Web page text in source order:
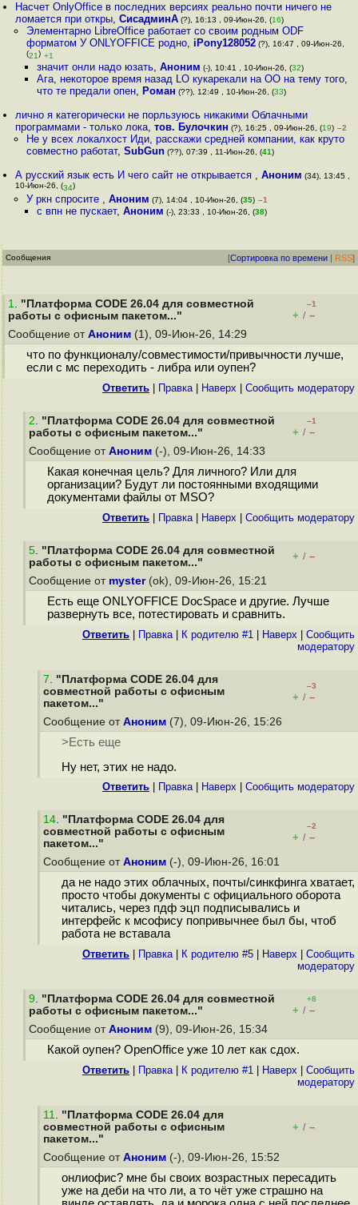
Насчет OnlyOffice в последних версиях реально почти ничего не
ломается при откры,СисадминА (?), 16:13 , 09-Июн-26, (16)
Элементарно LibreOffice работает со своим родным ODF
форматом У ONLYOFFICE родно, iPony128052(?), 16:47 , 09-Июн-26,
(21) +1
значит онли надо юзать, Аноним (-), 10:41 , 10-Июн-26, (32)
Ага, некоторое время назад LO кукарекали на OO на тему того,
что те предали опен, Роман (??), 12:49 , 10-Июн-26, (33)
лично я категорически не порльзуюсь никакими Облачными
программами - только лока,тов. Булочкин (?), 16:25 , 09-Июн-26, (19) –2
Не у всех локалхост Иди, расскажи средней компании, как круто
совместно работат, SubGun(??), 07:39 , 11-Июн-26, (41)
А русский язык есть И чего сайт не открывается ,Аноним (34), 13:45 ,
10-Июн-26, (34)
У ркн спросите , Аноним (7), 14:04 , 10-Июн-26, (35) –1
с впн не пускает, Аноним (-), 23:33 , 10-Июн-26, (38)
Сообщения [Сортировка по времени | RSS]
1. "Платформа CODE 26.04 для совместной
работы с офисным пакетом..."
–1
+ / –
Сообщение от Аноним (1), 09-Июн-26, 14:29
что по функционалу/совместимости/привычности лучше,
если с мс переходить - либра или оупен?
Ответить Правка| Наверх Cообщить модератору
2. "Платформа CODE 26.04 для совместной
работы с офисным пакетом..."
–1
+ / –
Сообщение от Аноним (-), 09-Июн-26, 14:33
Какая конечная цель? Для личного? Или для
организации? Будут ли постоянными входящими
документами файлы от MSO?
Ответить Правка| Наверх Cообщить модератору
5. "Платформа CODE 26.04 для совместной
работы с офисным пакетом..."
+ / –
Сообщение от myster(ok), 09-Июн-26, 15:21
Есть еще ONLYOFFICE DocSpace и другие. Лучше
развернуть все, потестировать и сравнить.
Ответить Правка| К родителю #1 Наверх
Cообщить
модератору
7. "Платформа CODE 26.04 для
совместной работы с офисным
пакетом..."
–3
+ / –
Сообщение от Аноним (7), 09-Июн-26, 15:26
>Есть еще
Ну нет, этих не надо.
Ответить Правка| Наверх Cообщить модератору
14. "Платформа CODE 26.04 для
совместной работы с офисным
пакетом..."
–2
+ / –
Сообщение от Аноним (-), 09-Июн-26, 16:01
да не надо этих облачных, почты/синкфинга хватает,
просто чтобы документы с официального оборота
читались, через пдф эцп подписывались и
интерфейс к мсофису попривычнее был бы, чтоб
работа не вставала
Ответить Правка| К родителю #5 Наверх
Cообщить
модератору
9. "Платформа CODE 26.04 для совместной
работы с офисным пакетом..."
+8
+ / –
Сообщение от Аноним (9), 09-Июн-26, 15:34
Какой оупен? OpenOffice уже 10 лет как сдох.
Ответить Правка| К родителю #1 Наверх
Cообщить
модератору
11. "Платформа CODE 26.04 для
совместной работы с офисным
пакетом..."
+ / –
Сообщение от Аноним (-), 09-Июн-26, 15:52
онлиофис? мне бы своих возрастных пересадить
уже на деби на что ли, а то чёт уже страшно на